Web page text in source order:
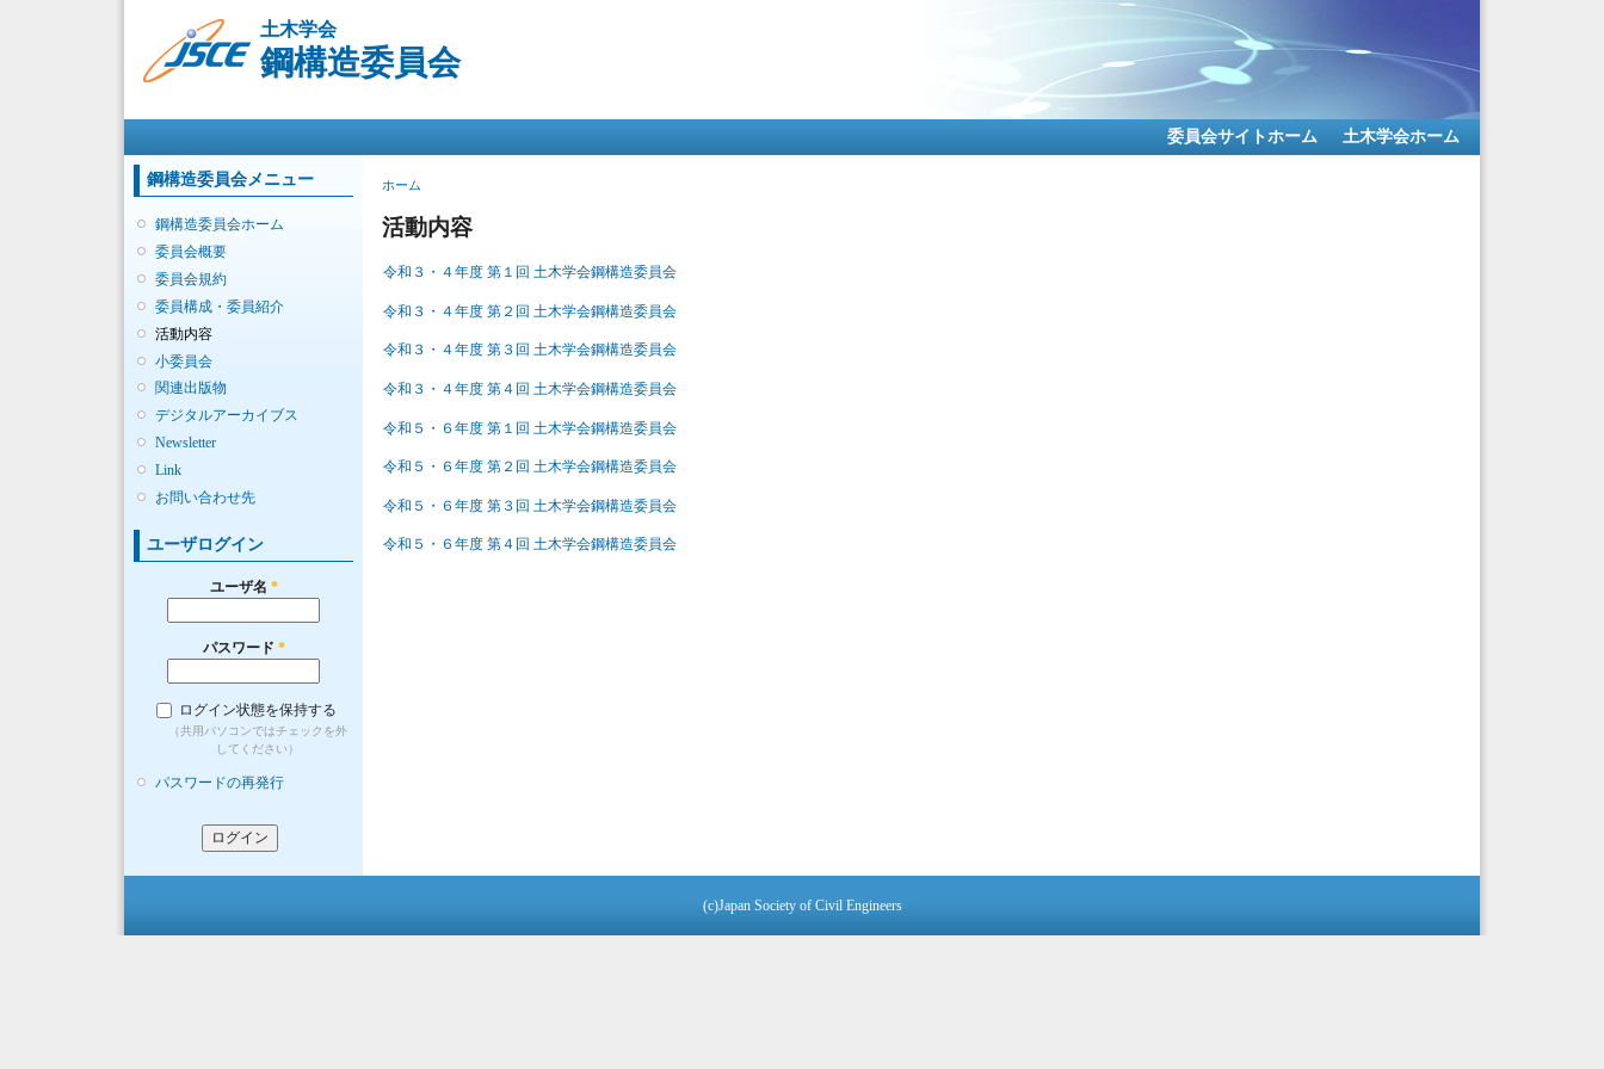
土木学会
鋼構造委員会
委員会サイトホーム 土木学会ホーム
鋼構造委員会メニュー
鋼構造委員会ホーム
委員会概要
委員会規約
委員構成・委員紹介
活動内容
小委員会
関連出版物
デジタルアーカイブス
Newsletter
Link
お問い合わせ先
ユーザログイン
ユーザ名 *
パスワード *
ログイン状態を保持する
（共用パソコンではチェックを外
してください）
パスワードの再発行
現在地
ホーム
活動内容
令和３・４年度 第１回 土木学会鋼構造委員会
令和３・４年度 第２回 土木学会鋼構造委員会
令和３・４年度 第３回 土木学会鋼構造委員会
令和３・４年度 第４回 土木学会鋼構造委員会
令和５・６年度 第１回 土木学会鋼構造委員会
令和５・６年度 第２回 土木学会鋼構造委員会
令和５・６年度 第３回 土木学会鋼構造委員会
令和５・６年度 第４回 土木学会鋼構造委員会
(c)Japan Society of Civil Engineers